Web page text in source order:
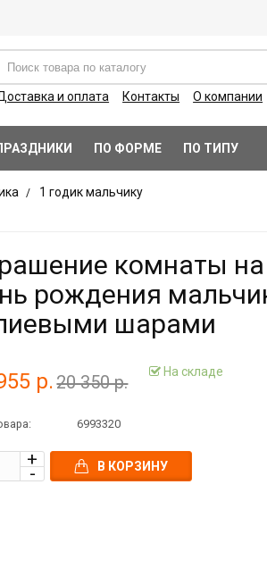
и оплата Контакты О компании
ПО ФОРМЕ ПО ТИПУ
1 годик мальчику
комнаты на
рождения
шарами
р.20 350 р.
На складе
6993320
В КОРЗИНУ